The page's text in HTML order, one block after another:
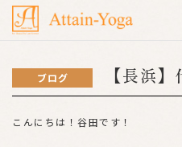
ブログ 【長浜
こんにちは！谷田です！